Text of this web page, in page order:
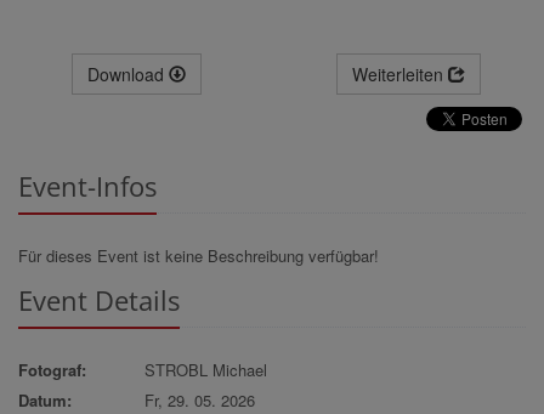
Download Weiterleiten
Event-Infos
Für dieses Event ist keine Beschreibung verfügbar!
Event Details
Fotograf:
STROBL Michael
Datum:
Fr, 29. 05. 2026